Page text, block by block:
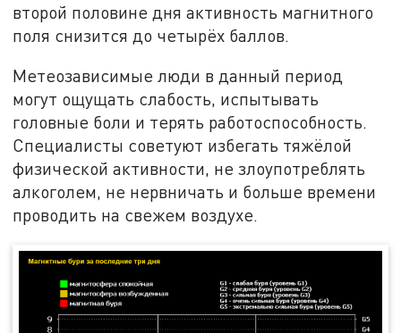
второй половине дня активность магнитного
поля снизится до четырёх баллов.
Метеозависимые люди в данный период
могут ощущать слабость, испытывать
головные боли и терять работоспособность.
Специалисты советуют избегать тяжёлой
физической активности, не злоупотреблять
алкоголем, не нервничать и больше времени
проводить на свежем воздухе.